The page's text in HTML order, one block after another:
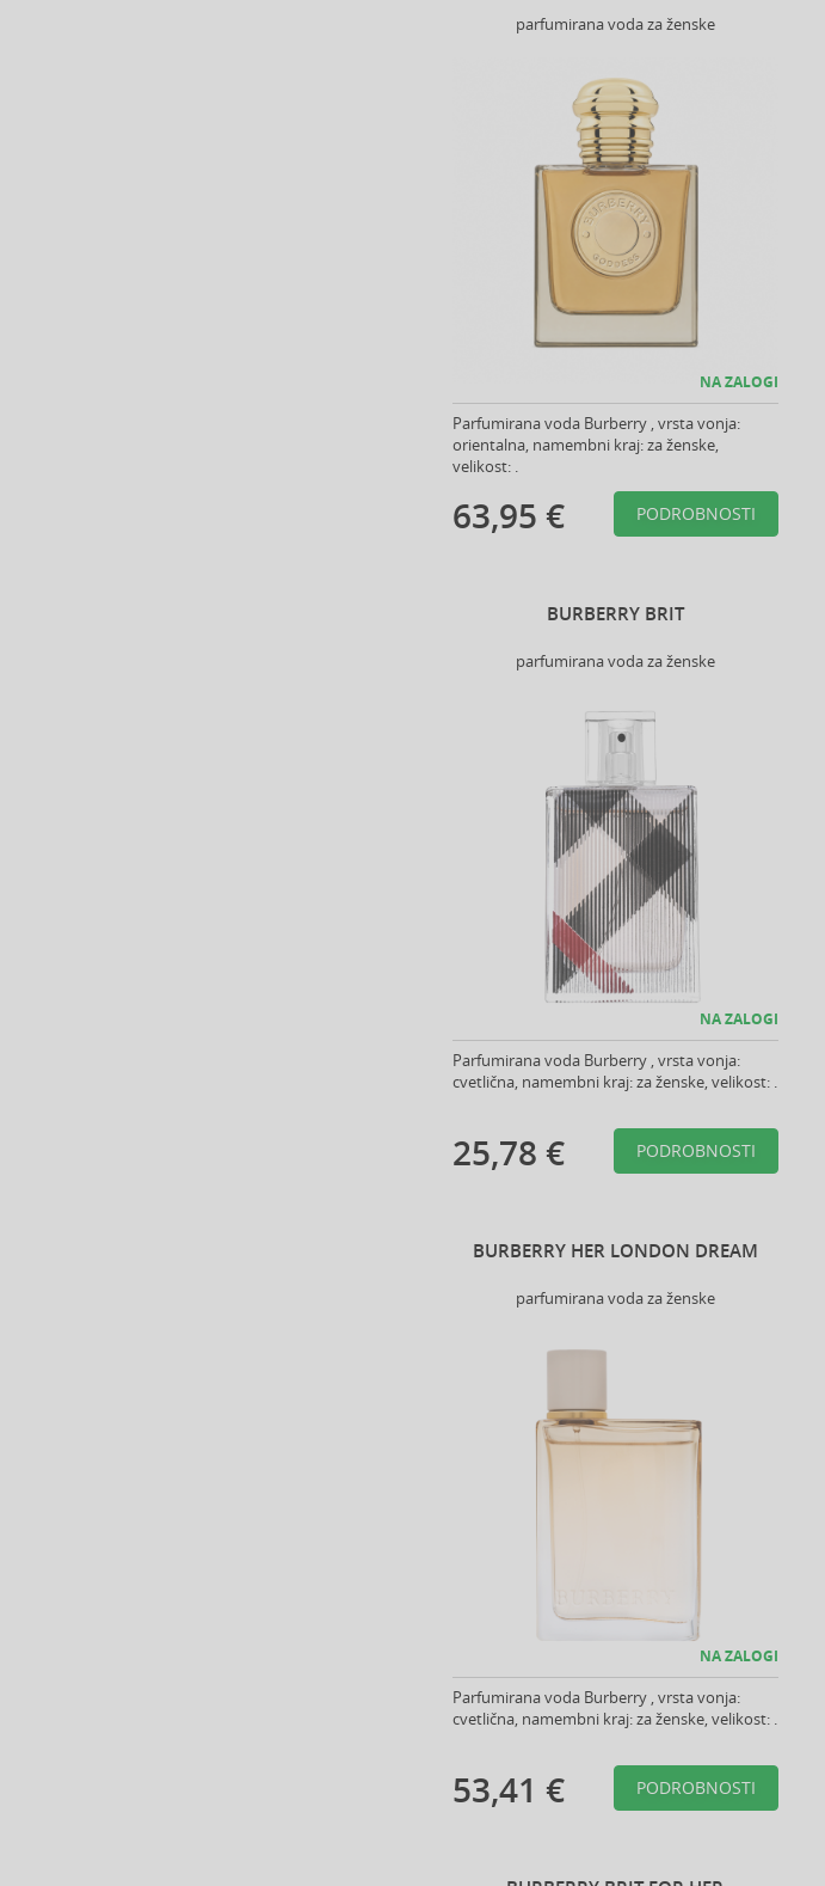
parfumirana voda za ženske
NA ZALOGI
Parfumirana voda Burberry , vrsta vonja:
orientalna, namembni kraj: za ženske,
velikost: .
63,95 € PODROBNOSTI
BURBERRY BRIT
parfumirana voda za ženske
NA ZALOGI
Parfumirana voda Burberry , vrsta vonja:
cvetlična, namembni kraj: za ženske, velikost: .
25,78 € PODROBNOSTI
BURBERRY HER LONDON DREAM
parfumirana voda za ženske
NA ZALOGI
Parfumirana voda Burberry , vrsta vonja:
cvetlična, namembni kraj: za ženske, velikost: .
53,41 € PODROBNOSTI